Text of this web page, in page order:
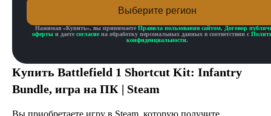
Купить Battlefield 1 Shortcut Kit: Infantry
Bundle, игра на ПК | Steam
Вы приобретаете игру в Steam, которую получите
Выберите регион
Нажимая «Купить», вы принимаете Правила пользования сайтом, Договор
оферты и даете согласие на обработку персональных данных в соответствии с
конфиденциальности.